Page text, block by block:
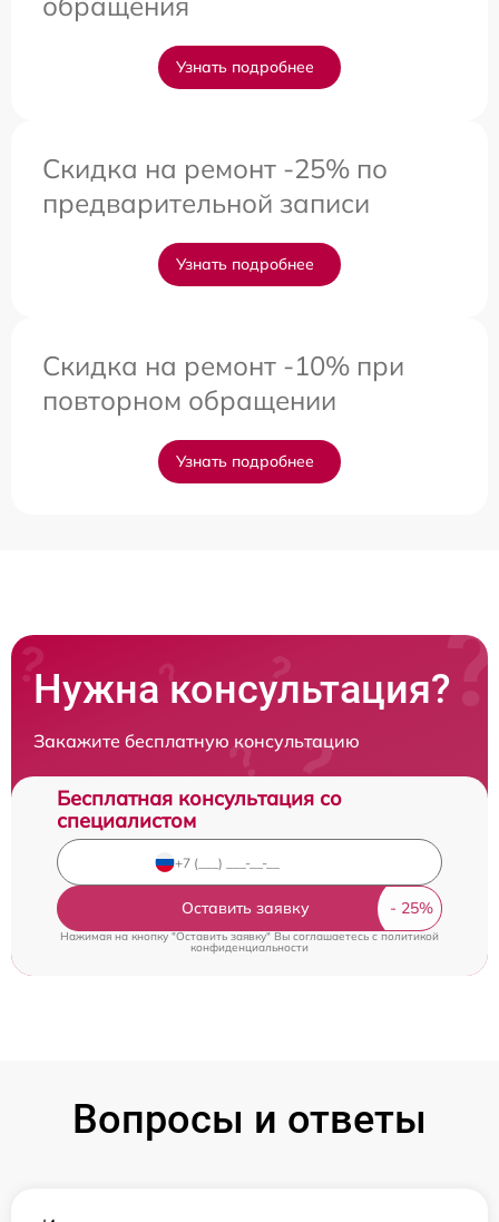
Узнать подробнее
Скидка на ремонт -25% по
предварительной записи
Узнать подробнее
Скидка на ремонт -10% при
повторном обращении
Узнать подробнее
Нужна консультация?
Закажите бесплатную консультацию
Бесплатная консультация со
специалистом
Оставить заявку
Нажимая на кнопку "Оставить заявку" Вы соглашаетесь cполитикой
конфиденциальности
Вопросы и ответы